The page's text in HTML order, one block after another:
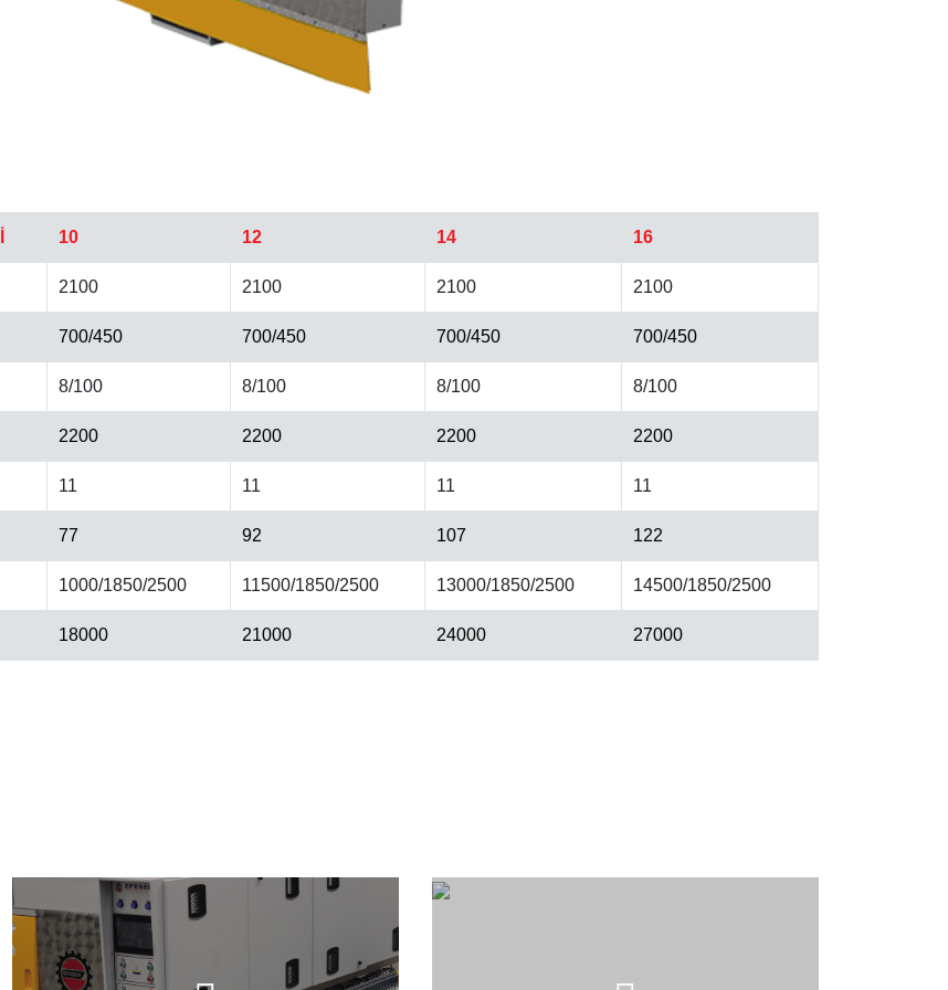
10 12 14 16
2100 2100 2100 2100
700/450 700/450 700/450 700/450
8/100 8/100 8/100 8/100
2200 2200 2200 2200
11 11 11 11
77 92 107 122
1000/1850/2500 11500/1850/2500 13000/1850/2500 14500/1850/2500
18000 21000 24000 27000